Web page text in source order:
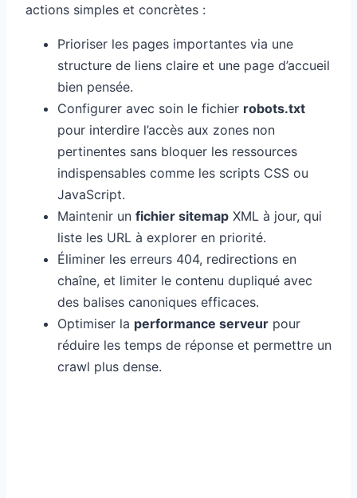
actions simples et concrètes :
Prioriser les pages importantes via une
structure de liens claire et une page d’accueil
bien pensée.
Configurer avec soin le fichier robots.txt
pour interdire l’accès aux zones non
pertinentes sans bloquer les ressources
indispensables comme les scripts CSS ou
JavaScript.
Maintenir un fichier sitemap XML à jour, qui
liste les URL à explorer en priorité.
Éliminer les erreurs 404, redirections en
chaîne, et limiter le contenu dupliqué avec
des balises canoniques efficaces.
Optimiser la performance serveur pour
réduire les temps de réponse et permettre un
crawl plus dense.